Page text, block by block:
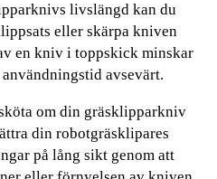
livslängd kan du
eller skärpa kniven
en kniv i toppskick minskar
avsevärt.
om din gräsklipparkniv
din robotgräsklipares
på lång sikt genom att